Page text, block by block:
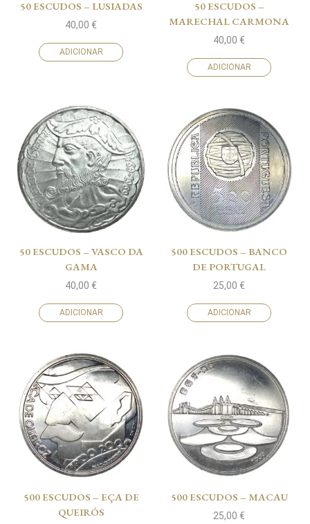
50 ESCUDOS – LUSIADAS
40,00 €
ADICIONAR
50 ESCUDOS –
MARECHAL CARMONA
40,00 €
ADICIONAR
50 ESCUDOS – VASCO DA
GAMA
40,00 €
ADICIONAR
500 ESCUDOS – BANCO
DE PORTUGAL
25,00 €
ADICIONAR
500 ESCUDOS – EÇA DE
QUEIRÓS
500 ESCUDOS – MACAU
25,00 €